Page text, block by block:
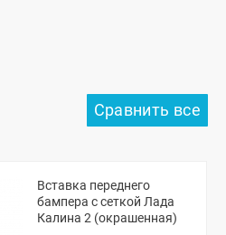
Вставка переднего
бампера с сеткой Лада
Калина 2 (окрашенная)